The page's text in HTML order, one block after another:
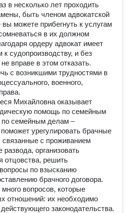
в несколько лет проходить
быть членом адвокатской
можете прибегнуть к услугам
в их должном
ордеру адвокат имеет
судопроизводству, и без
вправе в этом отказать.
с возникшими трудностями в
военного,
Михайловна оказывает
помощь по семейным
по семейным делам –
урегулировать брачные
с проживанием
организовать
отцовства, решить
по взысканию
брачного договора.
вопросов, которые
отношений: их необходимо
законодательства.